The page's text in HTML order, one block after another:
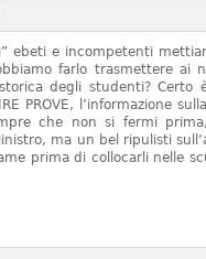
ebeti e incompetenti
farlo trasmettere ai
degli studenti?
PROVE, l’informazione
che non si fermi
ma un bel ripulisti
prima di collocarli nelle